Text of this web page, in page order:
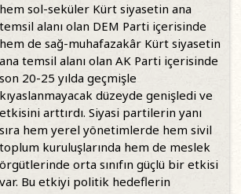
hem sol-seküler Kürt siyasetin ana
temsil alanı olan DEM Parti içerisinde
hem de sağ-muhafazakâr Kürt siyasetin
ana temsil alanı olan AK Parti içerisinde
son 20-25 yılda geçmişle
kıyaslanmayacak düzeyde genişledi ve
etkisini arttırdı. Siyasi partilerin yanı
sıra hem yerel yönetimlerde hem sivil
toplum kuruluşlarında hem de meslek
örgütlerinde orta sınıfın güçlü bir etkisi
var. Bu etkiyi politik hedeflerin